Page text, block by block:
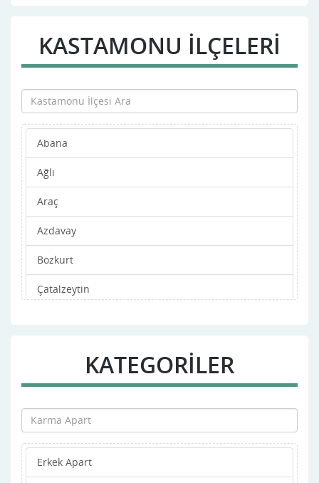
KASTAMONU İLÇELERİ
Abana
Ağlı
Araç
Azdavay
Bozkurt
Çatalzeytin
Doğanyurt
Hanönü
ihsangazi
KATEGORİLER
Erkek Apart